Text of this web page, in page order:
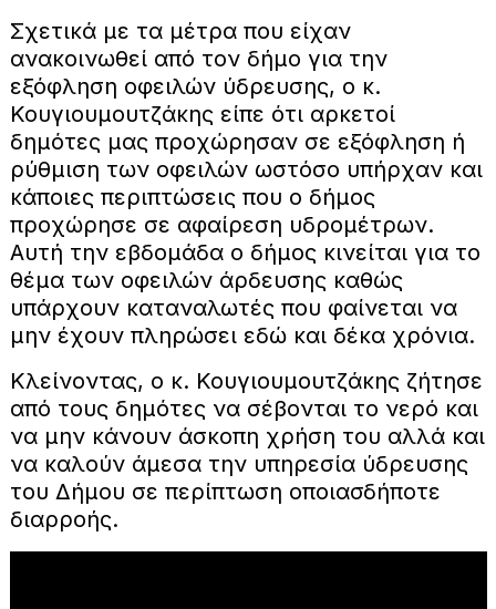
Σχετικά με τα μέτρα που είχαν
ανακοινωθεί από τον δήμο για την
εξόφληση οφειλών ύδρευσης, ο κ.
Κουγιουμουτζάκης είπε ότι αρκετοί
δημότες μας προχώρησαν σε εξόφληση ή
ρύθμιση των οφειλών ωστόσο υπήρχαν και
κάποιες περιπτώσεις που ο δήμος
προχώρησε σε αφαίρεση υδρομέτρων.
Αυτή την εβδομάδα ο δήμος κινείται για το
θέμα των οφειλών άρδευσης καθώς
υπάρχουν καταναλωτές που φαίνεται να
μην έχουν πληρώσει εδώ και δέκα χρόνια.
Κλείνοντας, ο κ. Κουγιουμουτζάκης ζήτησε
από τους δημότες να σέβονται το νερό και
να μην κάνουν άσκοπη χρήση του αλλά και
να καλούν άμεσα την υπηρεσία ύδρευσης
του Δήμου σε περίπτωση οποιασδήποτε
διαρροής.